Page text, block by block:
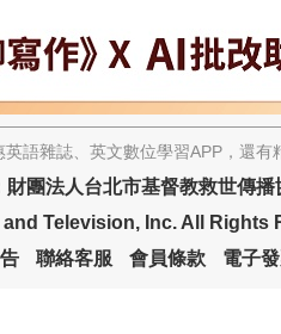
語雜誌、英文數位學習APP，還
團法人台北市基督教救世傳播
Television, Inc. All Rights
聯絡客服 會員條款 電子